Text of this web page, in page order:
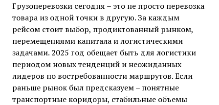
Грузоперевозки сегодня – это не просто перевозка
товара из одной точки в другую. За каждым
рейсом стоит выбор, продиктованный рынком,
перемещениями капитала и логистическими
задачами. 2025 год обещает быть для логистики
периодом новых тенденций и неожиданных
лидеров по востребованности маршрутов. Если
раньше рынок был предсказуем – понятные
транспортные коридоры, стабильные объемы